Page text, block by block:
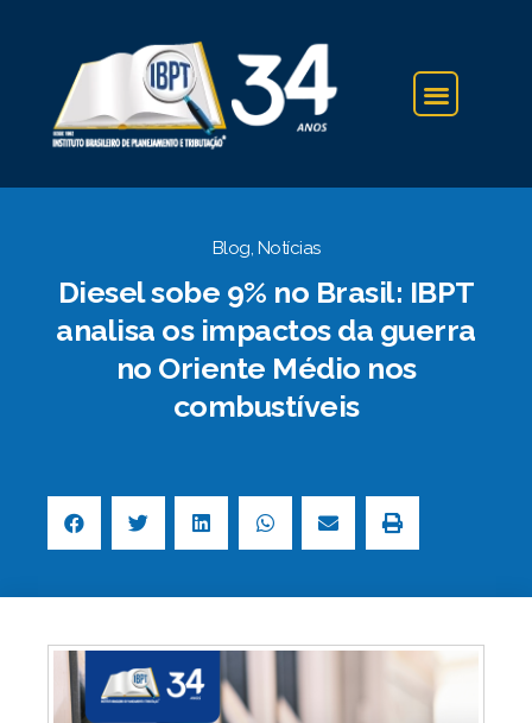
Blog, Notícias
Diesel sobe 9% no Brasil: IBPT
analisa os impactos da guerra
no Oriente Médio nos
combustíveis